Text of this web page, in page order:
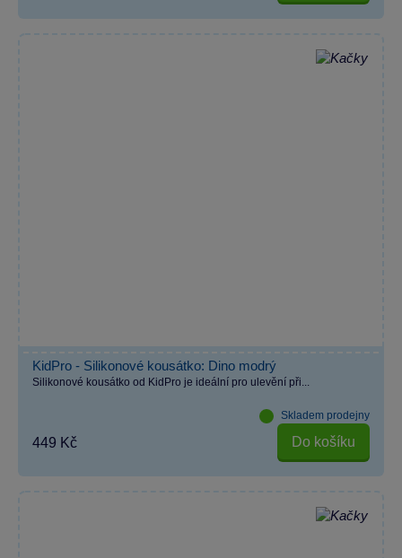
KidPro - Silikonové kousátko: Dino modrý
Silikonové kousátko od KidPro je ideální pro ulevění při...
Skladem prodejny
449 Kč Do košíku